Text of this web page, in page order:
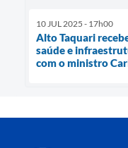
10 JUL 2025 - 17h00
Alto Taquari
saúde e
com o ministro